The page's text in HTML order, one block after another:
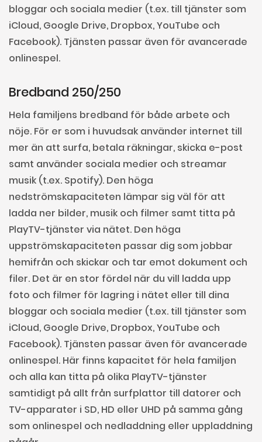
bloggar och sociala medier (t.ex. till tjänster som
iCloud, Google Drive, Dropbox, YouTube och
Facebook). Tjänsten passar även för avancerade
onlinespel.
Bredband 250/250
Hela familjens bredband för både arbete och
nöje. För er som i huvudsak använder internet till
mer än att surfa, betala räkningar, skicka e-post
samt använder sociala medier och streamar
musik (t.ex. Spotify). Den höga
nedströmskapaciteten lämpar sig väl för att
ladda ner bilder, musik och filmer samt titta på
PlayTV-tjänster via nätet. Den höga
uppströmskapaciteten passar dig som jobbar
hemifrån och skickar och tar emot dokument och
filer. Det är en stor fördel när du vill ladda upp
foto och filmer för lagring i nätet eller till dina
bloggar och sociala medier (t.ex. till tjänster som
iCloud, Google Drive, Dropbox, YouTube och
Facebook). Tjänsten passar även för avancerade
onlinespel. Här finns kapacitet för hela familjen
och alla kan titta på olika PlayTV-tjänster
samtidigt på allt från surfplattor till datorer och
TV-apparater i SD, HD eller UHD på samma gång
som onlinespel och nedladdning eller uppladdning